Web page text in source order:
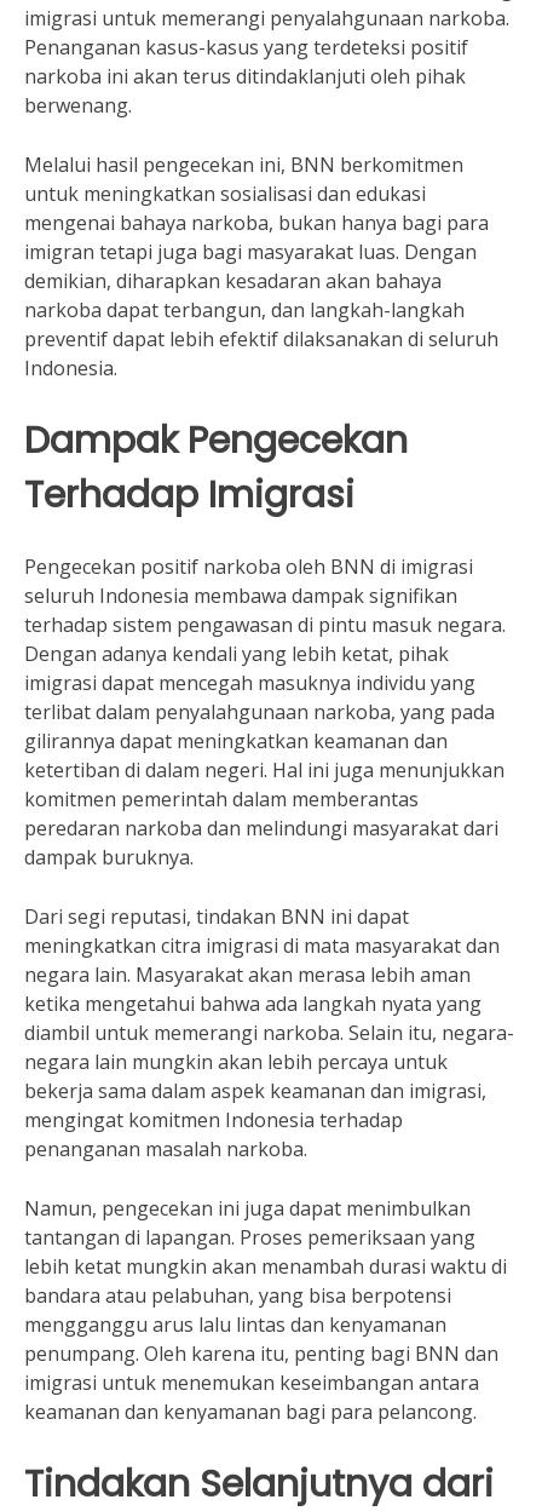
imigrasi untuk memerangi penyalahgunaan narkoba.
Penanganan kasus-kasus yang terdeteksi positif
narkoba ini akan terus ditindaklanjuti oleh pihak
berwenang.
Melalui hasil pengecekan ini, BNN berkomitmen
untuk meningkatkan sosialisasi dan edukasi
mengenai bahaya narkoba, bukan hanya bagi para
imigran tetapi juga bagi masyarakat luas. Dengan
demikian, diharapkan kesadaran akan bahaya
narkoba dapat terbangun, dan langkah-langkah
preventif dapat lebih efektif dilaksanakan di seluruh
Indonesia.
Dampak Pengecekan
Terhadap Imigrasi
Pengecekan positif narkoba oleh BNN di imigrasi
seluruh Indonesia membawa dampak signifikan
terhadap sistem pengawasan di pintu masuk negara.
Dengan adanya kendali yang lebih ketat, pihak
imigrasi dapat mencegah masuknya individu yang
terlibat dalam penyalahgunaan narkoba, yang pada
gilirannya dapat meningkatkan keamanan dan
ketertiban di dalam negeri. Hal ini juga menunjukkan
komitmen pemerintah dalam memberantas
peredaran narkoba dan melindungi masyarakat dari
dampak buruknya.
Dari segi reputasi, tindakan BNN ini dapat
meningkatkan citra imigrasi di mata masyarakat dan
negara lain. Masyarakat akan merasa lebih aman
ketika mengetahui bahwa ada langkah nyata yang
diambil untuk memerangi narkoba. Selain itu, negara-
negara lain mungkin akan lebih percaya untuk
bekerja sama dalam aspek keamanan dan imigrasi,
mengingat komitmen Indonesia terhadap
penanganan masalah narkoba.
Namun, pengecekan ini juga dapat menimbulkan
tantangan di lapangan. Proses pemeriksaan yang
lebih ketat mungkin akan menambah durasi waktu di
bandara atau pelabuhan, yang bisa berpotensi
mengganggu arus lalu lintas dan kenyamanan
penumpang. Oleh karena itu, penting bagi BNN dan
imigrasi untuk menemukan keseimbangan antara
keamanan dan kenyamanan bagi para pelancong.
Tindakan Selanjutnya dari